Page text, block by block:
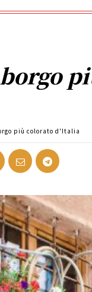
più colorato d'Italia